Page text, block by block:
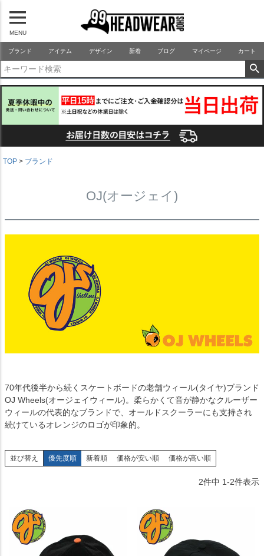
MENU
99HEADWEARSHOP
ブランド アイテム デザイン 新着 ブログ マイページ カート
TOP ブランド
OJ(オージェイ)
70年代後半から続くスケートボードの老舗ウィール(タイヤ)ブランド
OJ Wheels(オージェイウィール)。柔らかくて音が静かなクルーザー
ウィールの代表的なブランドで、オールドスクーラーにも支持され
続けているオレンジのロゴが印象的。
並び替え 優先度順 新着順 価格が安い順 価格が高い順
2件中 1-2件表示